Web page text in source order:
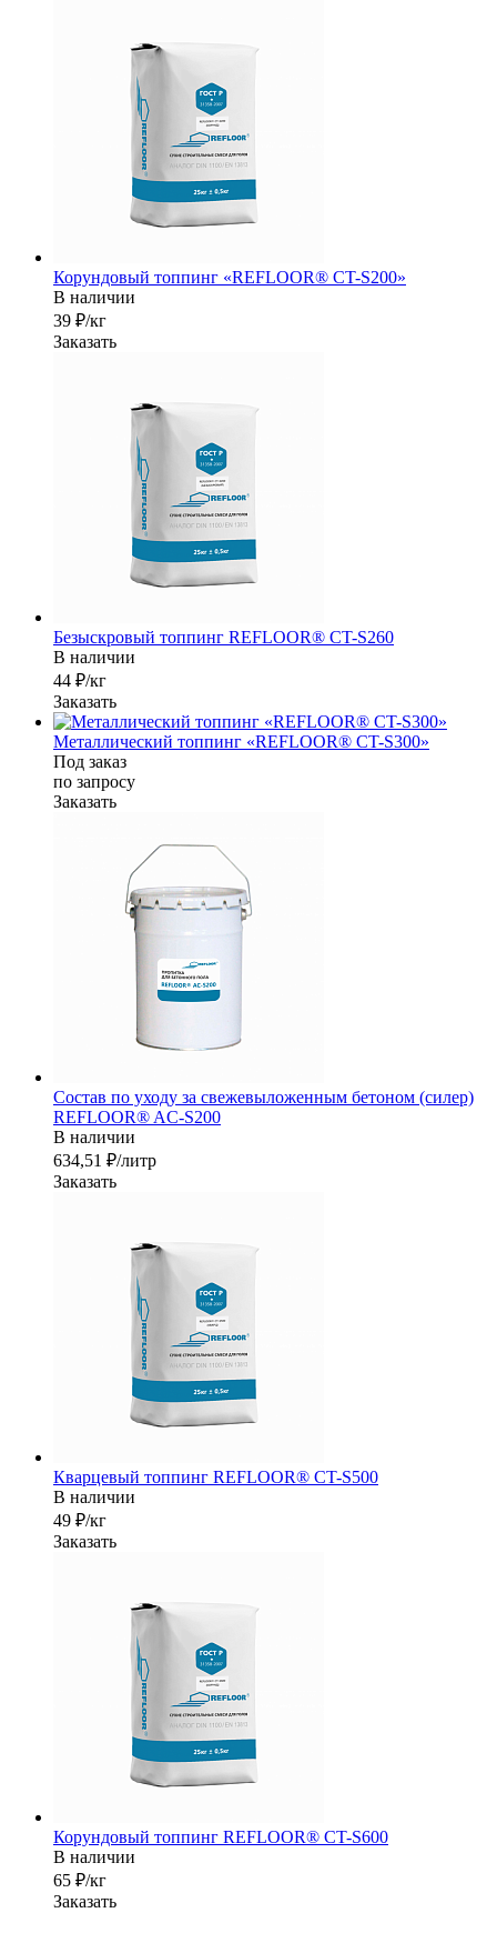
Корундовый топпинг «REFLOOR® CT-S200»
В наличии
39 ₽/кг
Заказать
Безыскровый топпинг REFLOOR® CT-S260
В наличии
44 ₽/кг
Заказать
Металлический топпинг «REFLOOR® CT-S300»
Под заказ
по запросу
Заказать
Состав по уходу за свежевыложенным бетоном (силер)
REFLOOR® AC-S200
В наличии
634,51 ₽/литр
Заказать
Кварцевый топпинг REFLOOR® CT-S500
В наличии
49 ₽/кг
Заказать
Корундовый топпинг REFLOOR® CT-S600
В наличии
65 ₽/кг
Заказать